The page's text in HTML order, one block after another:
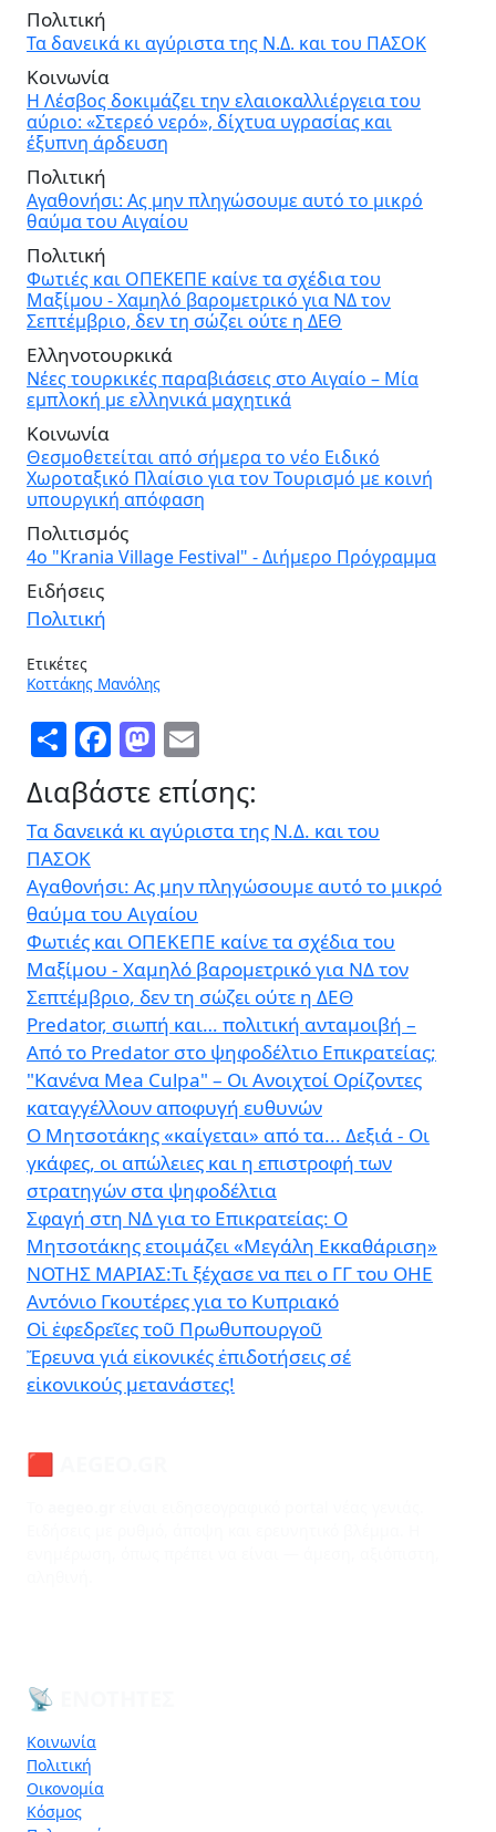
Πολιτική
Τα δανεικά κι αγύριστα της Ν.Δ. και του ΠΑΣΟΚ
Κοινωνία
Η Λέσβος δοκιμάζει την ελαιοκαλλιέργεια του
αύριο: «Στερεό νερό», δίχτυα υγρασίας και
έξυπνη άρδευση
Πολιτική
Αγαθονήσι: Ας μην πληγώσουμε αυτό το μικρό
θαύμα του Αιγαίου
Πολιτική
Φωτιές και ΟΠΕΚΕΠΕ καίνε τα σχέδια του
Μαξίμου - Χαμηλό βαρομετρικό για ΝΔ τον
Σεπτέμβριο, δεν τη σώζει ούτε η ΔΕΘ
Ελληνοτουρκικά
Νέες τουρκικές παραβιάσεις στο Αιγαίο – Μία
εμπλοκή με ελληνικά μαχητικά
Κοινωνία
Θεσμοθετείται από σήμερα το νέο Ειδικό
Χωροταξικό Πλαίσιο για τον Τουρισμό με κοινή
υπουργική απόφαση
Πολιτισμός
4ο "Krania Village Festival" - Διήμερο Πρόγραμμα
Ειδήσεις
Πολιτική
Ετικέτες
Κοττάκης Μανόλης
ShareFacebook
Mastodon
Διαβάστε επίσης:
Τα δανεικά κι αγύριστα της Ν.Δ. και του
ΠΑΣΟΚ
Αγαθονήσι: Ας μην πληγώσουμε αυτό το μικρό
θαύμα του Αιγαίου
Φωτιές και ΟΠΕΚΕΠΕ καίνε τα σχέδια του
Μαξίμου - Χαμηλό βαρομετρικό για ΝΔ τον
Σεπτέμβριο, δεν τη σώζει ούτε η ΔΕΘ
Predator, σιωπή και… πολιτική ανταμοιβή –
Από το Predator στο ψηφοδέλτιο Επικρατείας;
"Κανένα Mea Culpa" – Οι Ανοιχτοί Ορίζοντες
καταγγέλλουν αποφυγή ευθυνών
Ο Μητσοτάκης «καίγεται» από τα... Δεξιά - Οι
γκάφες, οι απώλειες και η επιστροφή των
στρατηγών στα ψηφοδέλτια
Σφαγή στη ΝΔ για το Επικρατείας: Ο
Μητσοτάκης ετοιμάζει «Μεγάλη Εκκαθάριση»
ΝΟΤΗΣ ΜΑΡΙΑΣ:Τι ξέχασε να πει ο ΓΓ του ΟΗΕ
Αντόνιο Γκουτέρες για το Κυπριακό
Οἱ ἐφεδρεῖες τοῦ Πρωθυπουργοῦ
Ἔρευνα γιά εἰκονικές ἐπιδοτήσεις σέ
εἰκονικούς μετανάστες!
🟥 AEGEO.GR
📡 ΕΝΌΤΗΤΕΣ
Κοινωνία
Πολιτική
Οικονομία
Κόσμος